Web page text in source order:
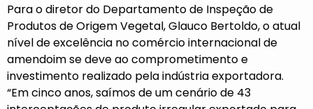
Para o diretor do Departamento de Inspeção de
Produtos de Origem Vegetal, Glauco Bertoldo, o atual
nível de excelência no comércio internacional de
amendoim se deve ao comprometimento e
investimento realizado pela indústria exportadora.
“Em cinco anos, saímos de um cenário de 43